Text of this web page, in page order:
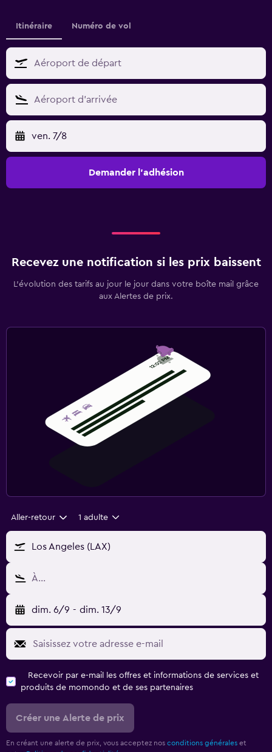
Itinéraire Numéro de vol
ven. 7/8
Demander l’adhésion
Recevez une notification si les prix baissent
L’évolution des tarifs au jour le jour dans votre boîte mail grâce
aux Alertes de prix.
Aller-retour 1 adulte
Los Angeles (LAX)
À…
dim. 6/9 - dim. 13/9
Recevoir par e-mail les offres et informations de services et
produits de momondo et de ses partenaires
Créer une Alerte de prix
En créant une alerte de prix, vous acceptez nos conditions générales et